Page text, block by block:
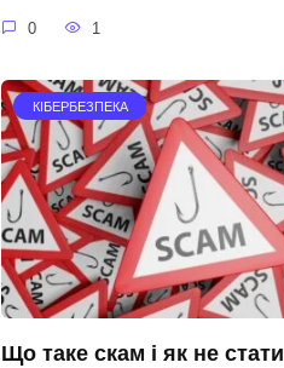
0 1
КІБЕРБЕЗПЕКА
Що таке скам і як не стати